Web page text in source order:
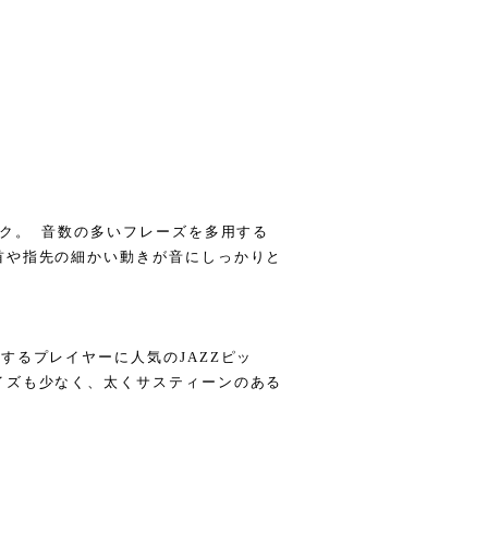
。 音数の多いフレーズを多用する
指先の細かい動きが音にしっかりと
るプレイヤーに人気のJAZZピッ
も少なく、太くサスティーンのある